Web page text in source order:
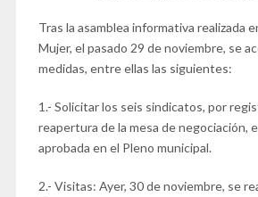
Tras la asamblea informativa realizada
Mujer, el pasado 29 de noviembre, se
medidas, entre ellas las siguientes:
1.- Solicitar los seis sindicatos, por
reapertura de la mesa de negociación,
aprobada en el Pleno municipal.
2.- Visitas: Ayer, 30 de noviembre, se